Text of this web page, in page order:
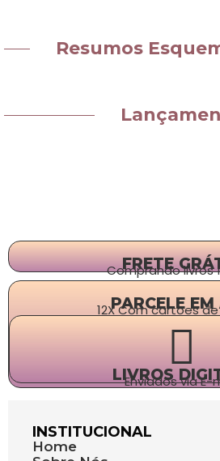
Resumos
FRETE
Comprando livros
PARCELE EM
12X Com cartões
LIVROS
Enviados via E-
INSTITUCIONAL
Home